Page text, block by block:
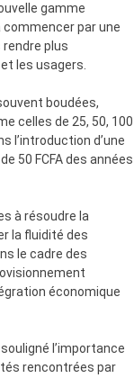
gamme
par une
plus
les usagers.
boudées,
celles de 25, 50, 100
l’introduction d’une
50 FCFA des années
à résoudre la
la fluidité des
le cadre des
économique
l’importance
rencontrées par